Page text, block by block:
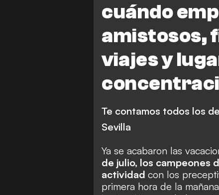
cuándo
amistosos,
viajes y
Te contamos todos los
Sevilla
Ya se acabaron las
de julio, los campeones
actividad con los
primera hora de la